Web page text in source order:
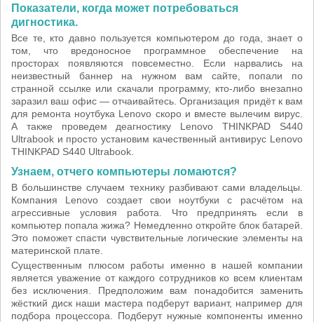
Показатели, когда может потребоваться
дигностика.
Все те, кто давно пользуется компьютером до года, знает о
том, что вредоносное программное обеспечение на
просторах появляются повсеместно. Если нарвались на
неизвестный баннер на нужном вам сайте, попали по
странной ссылке или скачали программу, кто-либо внезапно
заразил ваш офис — отчаивайтесь. Организация придёт к вам
для ремонта ноутбука Lenovo скоро и вместе вылечим вирус.
А также проведем деагностику Lenovo THINKPAD S440
Ultrabook и просто установим качественный антивирус Lenovo
THINKPAD S440 Ultrabook.
Узнаем, отчего компьютеры ломаются?
В большинстве случаем технику разбивают сами владельцы.
Компания Lenovo создает свои ноутбуки с расчётом на
агрессивные условия работа. Что предпринять если в
компьютер попала жижа? Немедленно откройте блок батарей.
Это поможет спасти чувствительные логические элементы на
материнской плате.
Существенным плюсом работы именно в нашей компании
является уважение от каждого сотрудников ко всем клиентам
без исключения. Предположим вам понадобится заменить
жёсткий диск наши мастера подберут вариант, например для
подбора процессора. Подберут нужные компоненты именно